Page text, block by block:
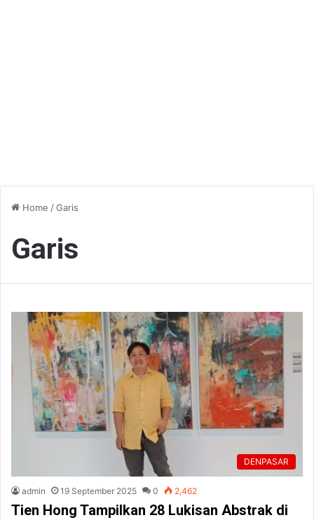
Home /Garis
Garis
DENPASAR
admin 19 September 2025 0 2,462
Tien Hong Tampilkan 28 Lukisan Abstrak di